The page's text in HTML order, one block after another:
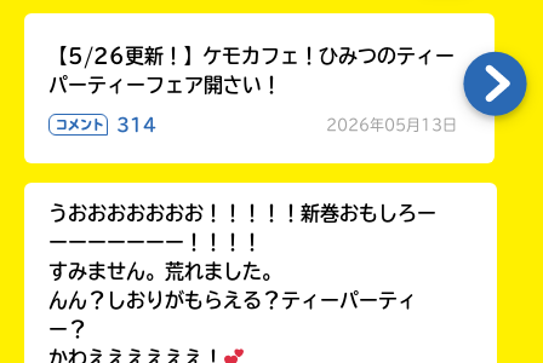
【5/26更新！】ケモカフェ！ひみつのティー
パーティーフェア開さい！
コメント 314 2026年05月13日
うおおおおおおお！！！！！新巻おもしろー
ーーーーーーー！！！！
すみません。荒れました。
んん？しおりがもらえる？ティーパーティ
ー？
かわええええええ！